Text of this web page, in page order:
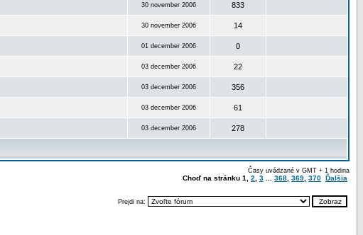
30 november 2006 833
30 november 2006 14
01 december 2006 0
03 december 2006 22
03 december 2006 356
03 december 2006 61
03 december 2006 278
Časy uvádzané v GMT + 1 hodina
Choď na stránku 1 2 3 368 369 370 Ďalšia
Prejdi na: